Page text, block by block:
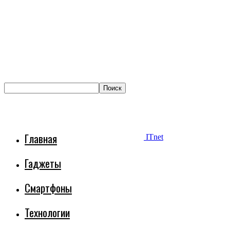
ITnet
Главная
Гаджеты
Смартфоны
Технологии